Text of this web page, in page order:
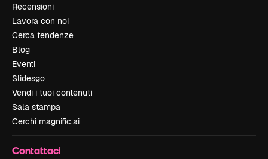
Recensioni
Lavora con noi
Cerca tendenze
Blog
Eventi
Slidesgo
Vendi i tuoi contenuti
Sala stampa
Cerchi magnific.ai
Contattaci